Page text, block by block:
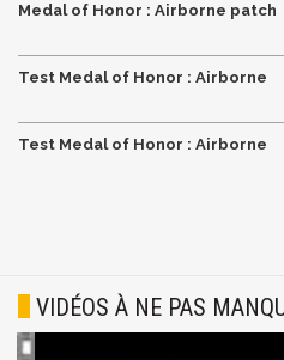
Medal of Honor : Airborne patch
Test Medal of Honor : Airborne
Test Medal of Honor : Airborne
VIDÉOS À NE PAS